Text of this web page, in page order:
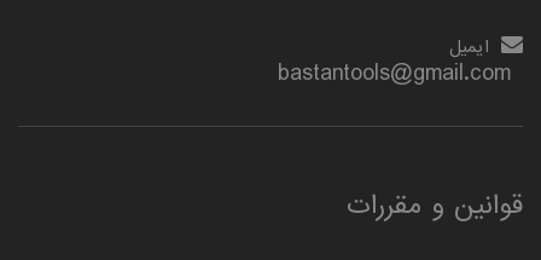
ایمیل
bastantools@gmail.com
قوانین و مقررات